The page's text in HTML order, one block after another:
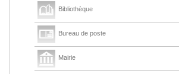
Bibliothèque
Bureau de poste
Mairie